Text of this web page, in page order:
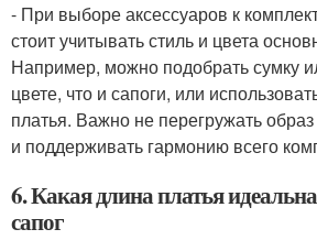
- При выборе аксессуаров к
стоит учитывать стиль и цвета
Например, можно подобрать сумку
цвете, что и сапоги, или
платья. Важно не перегружать
и поддерживать гармонию всего
6. Какая длина платья
сапог